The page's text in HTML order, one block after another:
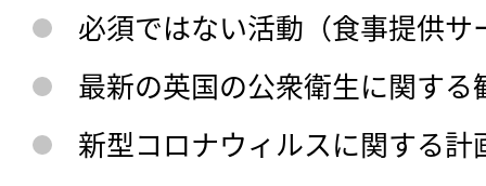
必須ではない活動（食事提供
最新の英国の公衆衛生に関する
新型コロナウィルスに関する